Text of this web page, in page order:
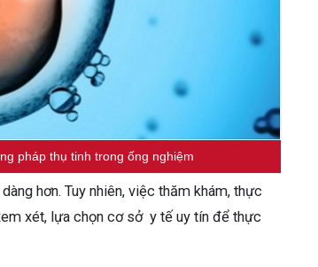
pháp thụ tinh trong ống nghiệm
hơn. Tuy nhiên, việc thăm khám, thực
xét, lựa chọn cơ sở y tế uy tín để thực